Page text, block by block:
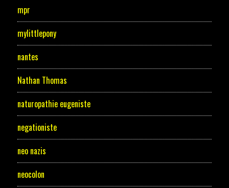
mpr
mylittlepony
nantes
Nathan Thomas
naturopathie eugeniste
negationiste
neo nazis
neocolon